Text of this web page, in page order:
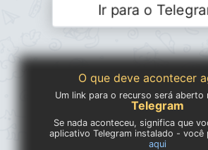
Ir para o
O que deve acontecer
Um link para o recurso será aberto
Telegram
Se nada aconteceu, significa que
aplicativo Telegram instalado - você
aqui